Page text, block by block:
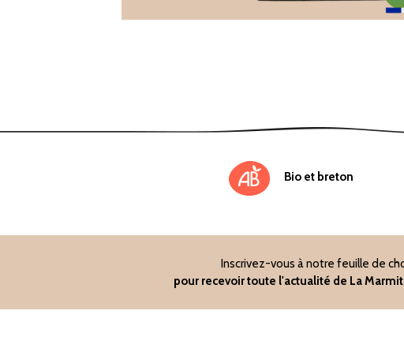
Bio et breton
Inscrivez-vous à notre feuille de
pour recevoir toute l'actualité de La